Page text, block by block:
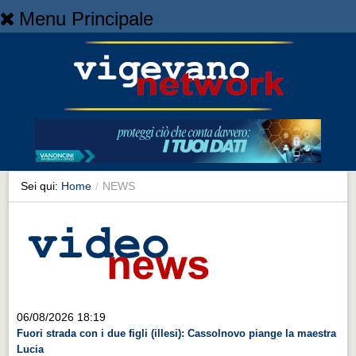
Menu Principale
Cronaca
Cronaca
Artes et Artificia
Territorio
Territorio
Sei qui: Home / NEWS
06/08/2026 18:19
Fuori strada con i due figli (illesi): Cassolnovo piange la maestra
Lucia